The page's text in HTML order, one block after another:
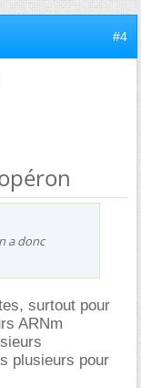
#4
a donc
surtout pour
ARNm
plusieurs pour